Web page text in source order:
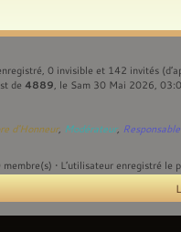
0 invisible et 142 invités
de 4889 , le Sam 30 Mai 2026,
d'Honneur, Modérateur,
membre(s) • L’utilisateur enregistré le